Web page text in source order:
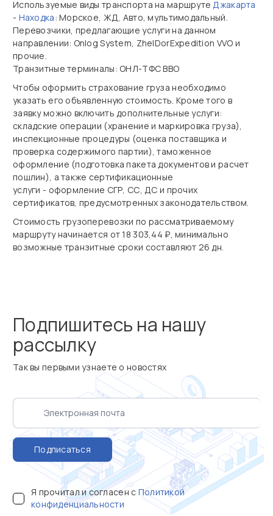
Используемые виды транспорта на маршрутеДжакарта
- Находка: Морское, ЖД, Авто, мультимодальный.
Перевозчики, предлагающие услуги на данном
направлении: Onlog System, ZhelDorExpedition VVO и
прочие.
Транзитные терминалы: ОНЛ-ТФС ВВО
Чтобы оформить страхование груза необходимо
указать его объявленную стоимость. Кроме того в
заявку можно включить дополнительные услуги:
складские операции (хранение и маркировка груза),
инспекционные процедуры (оценка поставщика и
проверка содержимого партии), таможенное
оформление (подготовка пакета документов и расчет
пошлин), а также сертификационные
услуги - оформление СГР, СС, ДС и прочих
сертификатов, предусмотренных законодательством.
Стоимость грузоперевозки по рассматриваемому
маршруту начинается от 18 303,44 ₽, минимально
возможные транзитные сроки составляют 26 дн.
Подпишитесь на нашу
рассылку
Так вы первыми узнаете о новостях
Подписаться
Я прочитал и согласен с Политикой
конфиденциальности